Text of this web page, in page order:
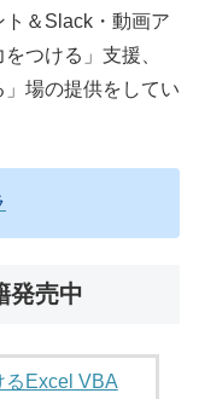
＆Slack・動画ア
つける」支援、
」場の提供をしてい
発売中
るExcel VBA